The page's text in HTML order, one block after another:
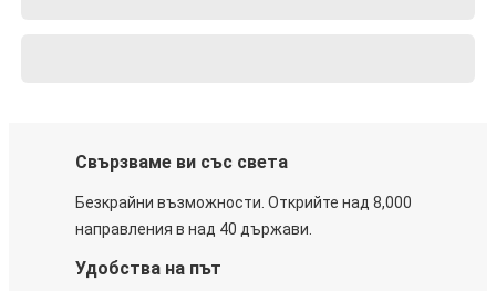
Свързваме ви със света
Безкрайни възможности. Открийте над 8,000
направления в над 40 държави.
Удобства на път